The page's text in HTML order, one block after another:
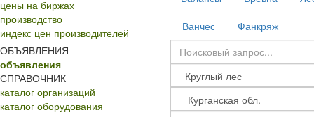
цены на биржах
производство
индекс цен производителей
ОБЪЯВЛЕНИЯ
объявления
СПРАВОЧНИК
каталог организаций
каталог оборудования
Ванчес
Фанкряж